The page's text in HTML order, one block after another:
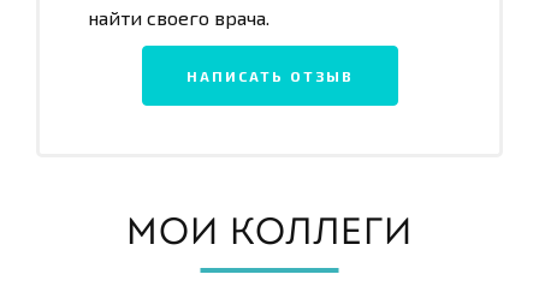
найти своего врача.
НАПИСАТЬ ОТЗЫВ
МОИ КОЛЛЕГИ